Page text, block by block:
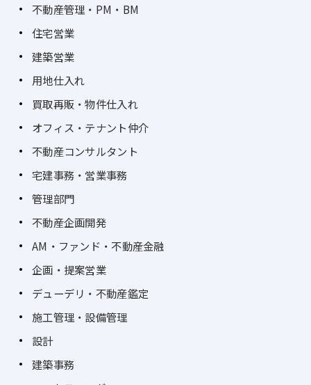
不動産管理・PM・BM
住宅営業
建築営業
用地仕入れ
買取再販・物件仕入れ
オフィス・テナント仲介
不動産コンサルタント
宅建事務・営業事務
管理部門
不動産企画開発
AM・ファンド・不動産金融
企画・提案営業
デューデリ・不動産鑑定
施工管理・設備管理
設計
建築事務